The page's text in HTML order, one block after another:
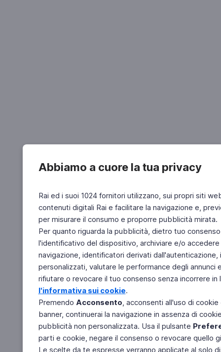
Abbiamo a cuore la tua privacy
Rai ed i suoi 1024 fornitori utilizzano, sui propri siti
contenuti digitali Rai e facilitare la navigazione e,
per misurare il consumo e proporre pubblicità mirata.
Per quanto riguarda la pubblicità, dietro tuo
l'identificativo del dispositivo, archiviare e/o
navigazione, identificatori derivati
personalizzati, valutare le performance degli
rifiutare o revocare il tuo consenso senza incorrere
l'informativa sui cookie.
Premendo Acconsento, acconsenti all'uso di
banner, continuerai la navigazione in assenza di
pubblicità non personalizzata. Usa il pulsante
parti e cookie, negare il consenso o revocare quello
Le scelte da te espresse verranno applicate al solo